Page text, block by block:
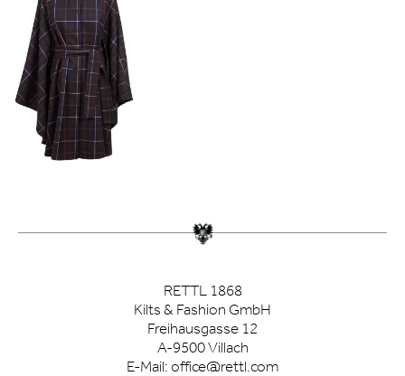
RETTL 1868
Kilts & Fashion GmbH
Freihausgasse 12
A-9500 Villach
E-Mail: office@rettl.com